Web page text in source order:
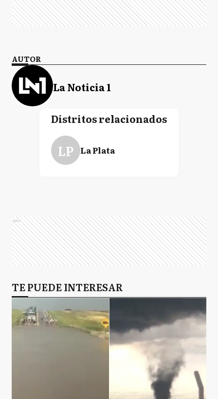
AUTOR
La Noticia 1
Distritos relacionados
LP La Plata
Ads
TE PUEDE INTERESAR